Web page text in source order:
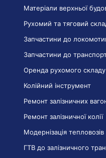
Матеріали верхньої
Рухомий та тяговий
Запчастини до
Запчастини до
Оренда рухомого складу
Колійний інструмент
Ремонт залізничних
Ремонт залізничної колії
Модернізація тепловозів
ГТВ до залізничного